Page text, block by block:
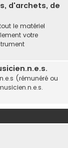
d'archets, de
le matériel
votre
(rémunéré ou